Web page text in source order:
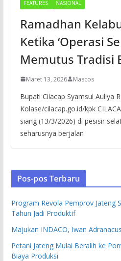
FEATURES NASIONAL
Ramadhan
Ketika ‘Operasi
Memutus Tradisi
Maret 13, 2026 Mascos
Bupati Cilacap Syamsul Auliya
Kolase/cilacap.go.id/kpk
siang (13/3/2026) di pesisir
seharusnya berjalan
Pos-pos Terbaru
Program Revola Pemprov Jateng
Tahun Jadi Produktif
Majukan INDACO, Iwan
Petani Jateng Mulai Beralih ke
Biaya Produksi